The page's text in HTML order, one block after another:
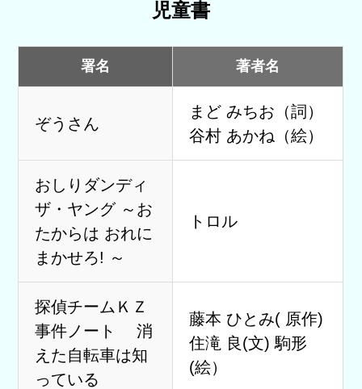
児童書
署名 著者名
ぞうさん
まど みちお（詞）
谷村 あかね（絵）
おしりダンディ
ザ・ヤング ～お
たからは おれに
まかせろ! ～
トロル
探偵チームＫＺ
事件ノート 消
えた自転車は知
っている
藤本 ひとみ( 原作)
住滝 良(文) 駒形
(絵）